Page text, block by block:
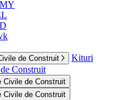
de Construit
Kituri
Construit
Civile de Construit
Civile de Construit